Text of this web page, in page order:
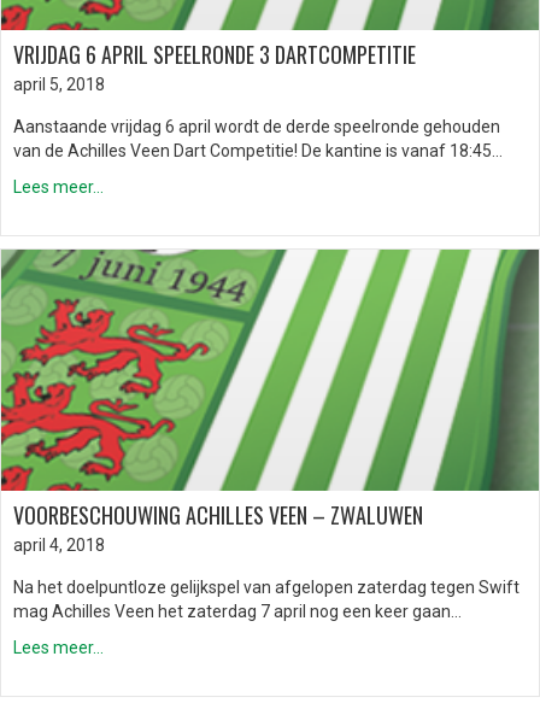
VRIJDAG 6 APRIL SPEELRONDE 3 DARTCOMPETITIE
april 5, 2018
Aanstaande vrijdag 6 april wordt de derde speelronde gehouden
van de Achilles Veen Dart Competitie! De kantine is vanaf 18:45…
Lees meer...
VOORBESCHOUWING ACHILLES VEEN – ZWALUWEN
april 4, 2018
Na het doelpuntloze gelijkspel van afgelopen zaterdag tegen Swift
mag Achilles Veen het zaterdag 7 april nog een keer gaan…
Lees meer...